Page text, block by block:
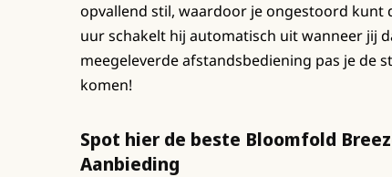
opvallend stil, waardoor je ongestoord
uur schakelt hij automatisch uit wanneer jij
meegeleverde afstandsbediening pas je de
komen!
Spot hier de beste Bloomfold
Aanbieding